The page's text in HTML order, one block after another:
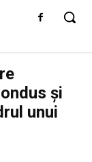
și
unui